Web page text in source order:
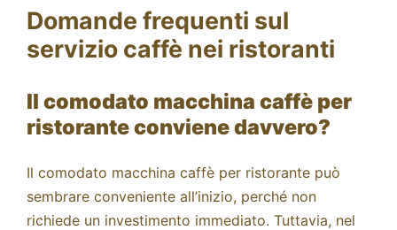
Domande frequenti sul
servizio caffè nei ristoranti
Il comodato macchina caffè per
ristorante conviene davvero?
Il comodato macchina caffè per ristorante può
sembrare conveniente all’inizio, perché non
richiede un investimento immediato. Tuttavia, nel